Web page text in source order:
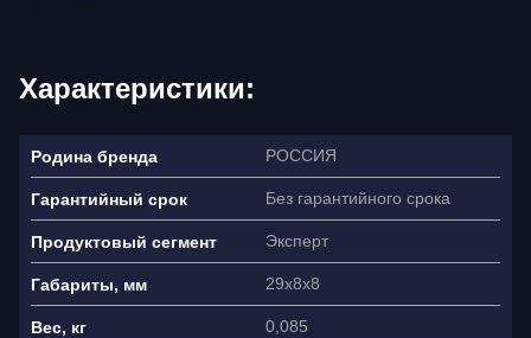
Характеристики:
Родина бренда РОССИЯ
Гарантийный срок Без гарантийного срока
Продуктовый сегмент Эксперт
Габариты, мм 29х8х8
Вес, кг 0,085